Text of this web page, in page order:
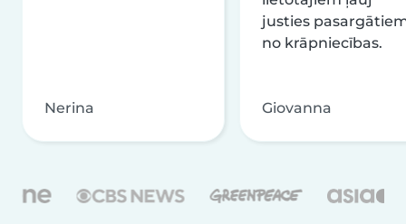
Nerina
justies
no krāpniecības.
Giovanna